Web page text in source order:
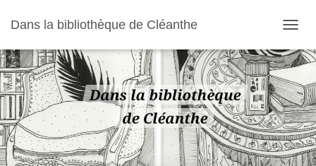
Dans la bibliothèque de Cléanthe
U
V
I
R
/
F
E
R